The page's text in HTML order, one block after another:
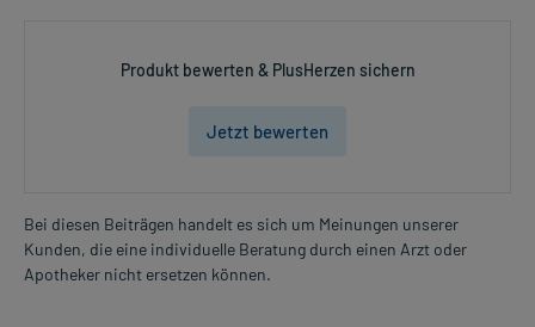
Produkt bewerten & PlusHerzen sichern
Jetzt bewerten
Bei diesen Beiträgen handelt es sich um Meinungen unserer
Kunden, die eine individuelle Beratung durch einen Arzt oder
Apotheker nicht ersetzen können.